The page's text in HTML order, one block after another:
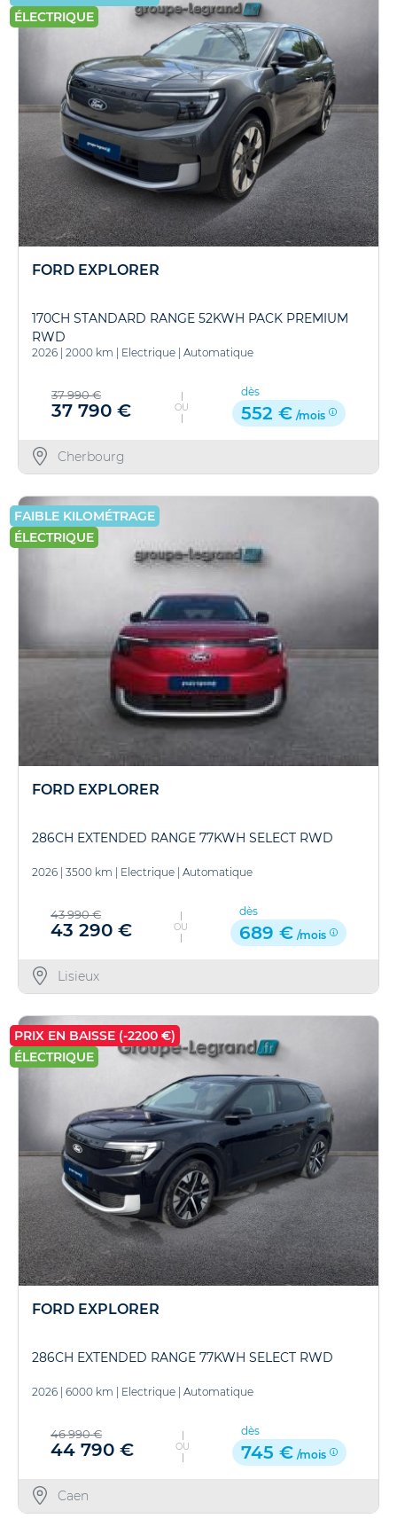
ÉLECTRIQUE
FORD EXPLORER
170CH STANDARD RANGE 52KWH PACK PREMIUM
RWD
2026 2000 km Electrique Automatique
37 990 €
37 790 € OU
dès
552 € /mois
Cherbourg
FAIBLE KILOMÉTRAGE
ÉLECTRIQUE
FORD EXPLORER
286CH EXTENDED RANGE 77KWH SELECT RWD
2026 3500 km Electrique Automatique
43 990 €
43 290 € OU
dès
689 € /mois
Lisieux
PRIX EN BAISSE (-2200 €)
ÉLECTRIQUE
FORD EXPLORER
286CH EXTENDED RANGE 77KWH SELECT RWD
2026 6000 km Electrique Automatique
46 990 €
44 790 € OU
dès
745 € /mois
Caen